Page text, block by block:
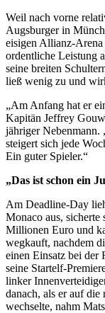
Weil nach vorne
Augsburger in
eisigen Allianz-
ordentliche Leistung
seine breiten
ließ wenig zu und
„Am Anfang hat er
Kapitän Jeffrey
jähriger Nebenmann.
steigert sich jede
Ein guter Spieler.“
„Das ist schon ein
Am Deadline-Day
Monaco aus,
Millionen Euro und
wegkauft, nachdem
einen Einsatz bei der
seine Startelf-
linker
danach, als er auf
wechselte, nahm